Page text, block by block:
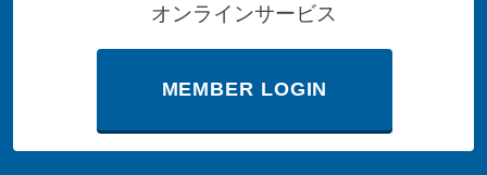
オンラインサービス
MEMBER LOGIN